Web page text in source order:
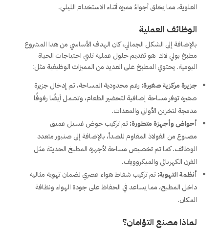
العلوية، مما يخلق أجواءً مميزة أثناء الاستخدام الليلي.
الوظائف العملية
بالإضافة إلى الشكل الجمالي، كان الهدف الأساسي من هذا المشروع
مطبخ بولي لاك هو تقديم حلول عملية تلبي احتياجات الحياة
اليومية. يحتوي المطبخ على العديد من المميزات الوظيفية مثل:
جزيرة مركزية صغيرة: رغم محدودية المساحة، تم إدخال جزيرة
صغيرة توفر مساحة إضافية لتحضير الطعام، وتشمل أيضًا رفوفًا
مدمجة لتخزين الأواني والمعدات.
أحواض وأجهزة متطورة:تم تركيب حوض غسيل عميق
مصنوع من الفولاذ المقاوم للصدأ، بالإضافة إلى صنبور متعدد
الوظائف. كما تم تخصيص مساحة لأجهزة المطبخ الحديثة مثل
الفرن الكهربائي والميكروويف.
أنظمة التهوية:تم تركيب شفاط هواء عصري لضمان تهوية مثالية
داخل المطبخ، مما يساعد في الحفاظ على جودة الهواء ونظافة
المكان.
لماذا مصنع التؤامان؟